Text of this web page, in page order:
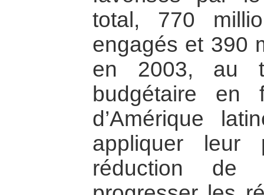
total, 770
engagés et 390
en 2003, au
budgétaire
d’Amérique
appliquer leur
réduction de